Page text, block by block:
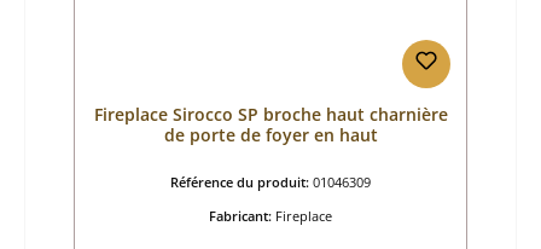
Fireplace Sirocco SP broche haut charnière
de porte de foyer en haut
Référence du produit: 01046309
Fabricant: Fireplace